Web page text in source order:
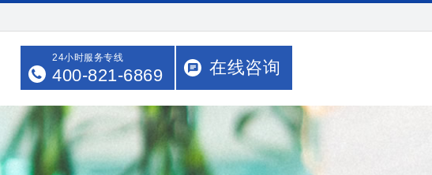
24小时服务专线
400-821-6869 在线咨询